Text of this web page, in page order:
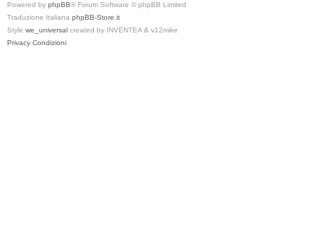
Powered by phpBB® Forum Software © phpBB Limited
Traduzione Italiana phpBB-Store.it
Style we_universal created by INVENTEA & v12mike
Privacy Condizioni